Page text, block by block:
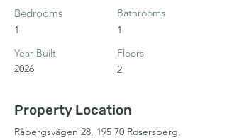
Bedrooms
1
Year Built
2026
Bathrooms
1
Floors
2
Property Location
Råbergsvägen 28, 195 70 Rosersberg,